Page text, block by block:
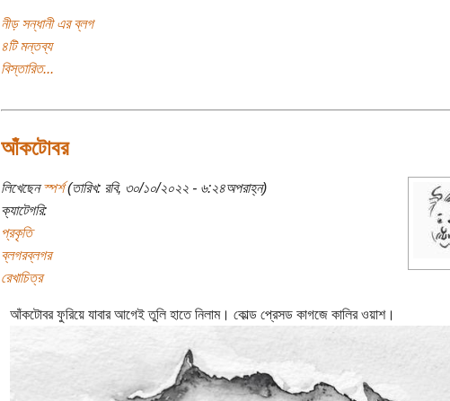
নীড় সন্ধানী এর ব্লগ
৪টি মন্তব্য
বিস্তারিত...
আঁকটোবর
লিখেছেনস্পর্শ(তারিখ: রবি, ৩০/১০/২০২২ - ৬:২৪অপরাহ্ন)
ক্যাটেগরি:
প্রকৃতি
ব্লগরব্লগর
রেখাচিত্র
আঁকটোবর ফুরিয়ে যাবার আগেই তুলি হাতে নিলাম। কোল্ড প্রেসড কাগজে কালির ওয়াশ।